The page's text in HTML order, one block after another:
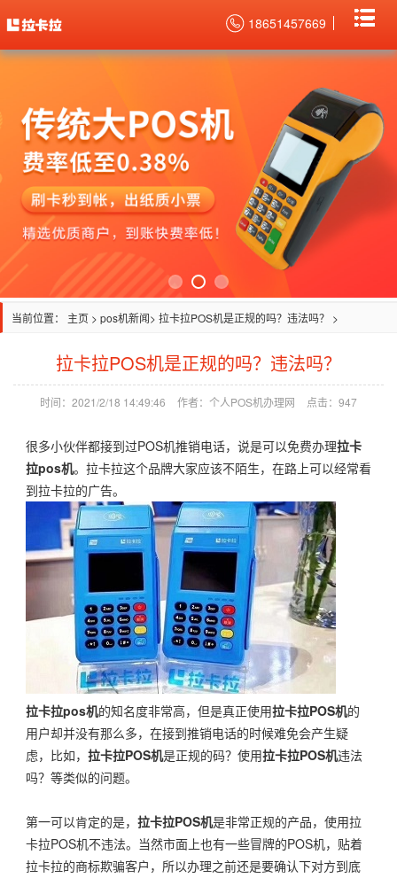
18651457669
当前位置： 主页 > pos机新闻> 拉卡拉POS机是正规的吗？违法吗？ >
拉卡拉POS机是正规的吗？违法吗？
时间：2021/2/18 14:49:46 作者：个人POS机办理网 点击： 947
很多小伙伴都接到过POS机推销电话，说是可以免费办理拉卡
拉pos机。拉卡拉这个品牌大家应该不陌生，在路上可以经常看
到拉卡拉的广告。
拉卡拉pos机的知名度非常高，但是真正使用拉卡拉POS机的
用户却并没有那么多，在接到推销电话的时候难免会产生疑
虑，比如， 拉卡拉POS机是正规的码？使用拉卡拉POS机违法
吗？等类似的问题。
第一可以肯定的是， 拉卡拉POS机是非常正规的产品，使用拉
卡拉POS机不违法。当然市面上也有一些冒牌的POS机，贴着
拉卡拉的商标欺骗客户，所以办理之前还是要确认下对方到底